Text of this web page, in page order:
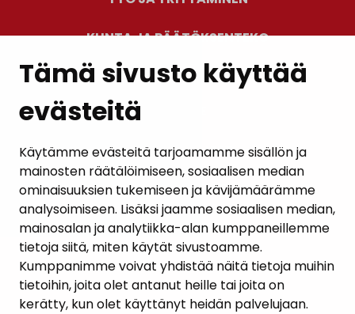
Tämä sivusto käyttää
evästeitä
Käytämme evästeitä tarjoamamme sisällön ja
mainosten räätälöimiseen, sosiaalisen median
ominaisuuksien tukemiseen ja kävijämäärämme
analysoimiseen. Lisäksi jaamme sosiaalisen median,
mainosalan ja analytiikka-alan kumppaneillemme
tietoja siitä, miten käytät sivustoamme.
Kumppanimme voivat yhdistää näitä tietoja muihin
tietoihin, joita olet antanut heille tai joita on
kerätty, kun olet käyttänyt heidän palvelujaan.
KUNTA JA PÄÄTÖKSENTEKO
AJANKOHTAISET
YHTEYSTIEDOT
KARTTAPALVELU